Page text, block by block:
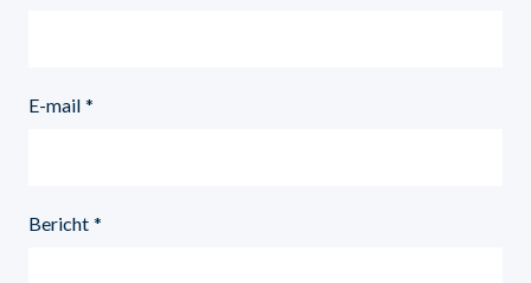
E-mail
Bericht